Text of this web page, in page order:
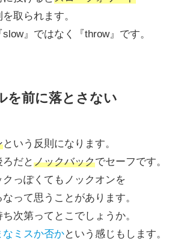
取られます。
』ではなく『throw』です。
を前に落とさない
という反則になります。
だとノックバックでセーフです。
クっぽくてもノックオンを
って思うことがあります。
次第ってとこでしょうか。
なミスか否かという感じもします。